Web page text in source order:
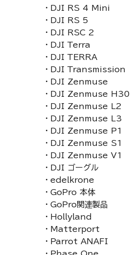
・DJI RS 4 Mini
・DJI RS 5
・DJI RSC 2
・DJI Terra
・DJI TERRA
・DJI Transmission
・DJI Zenmuse
・DJI Zenmuse H30
・DJI Zenmuse L2
・DJI Zenmuse L3
・DJI Zenmuse P1
・DJI Zenmuse S1
・DJI Zenmuse V1
・DJI ゴーグル
・edelkrone
・GoPro 本体
・GoPro関連製品
・Hollyland
・Matterport
・Parrot ANAFI